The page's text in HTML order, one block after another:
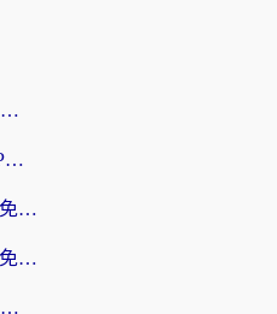
海外党必看：穿梭VPN好用吗？和云帆VPN对比哪个回国效果更好？附真实测评+避坑指南
海外党必看：如何选对国内VPN，实现无缝访问国内资源？
海外党必看：加速器下载永久免费版真的存在吗？教你无缝访问国内资源的正确姿势
海外党自救指南：用一个小时免费加速器，轻松打破国内资源访问壁垒？
海外党必看：中国VPN免费真的靠谱吗？手把手教你选对回国加速器